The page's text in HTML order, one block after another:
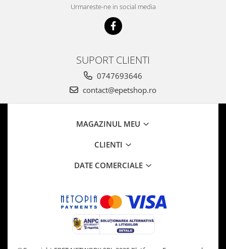
Urmareste-ne in social media
SUPORT CLIENTI
0747693646
contact@epetshop.ro
MAGAZINUL MEU
CLIENTI
DATE COMERCIALE